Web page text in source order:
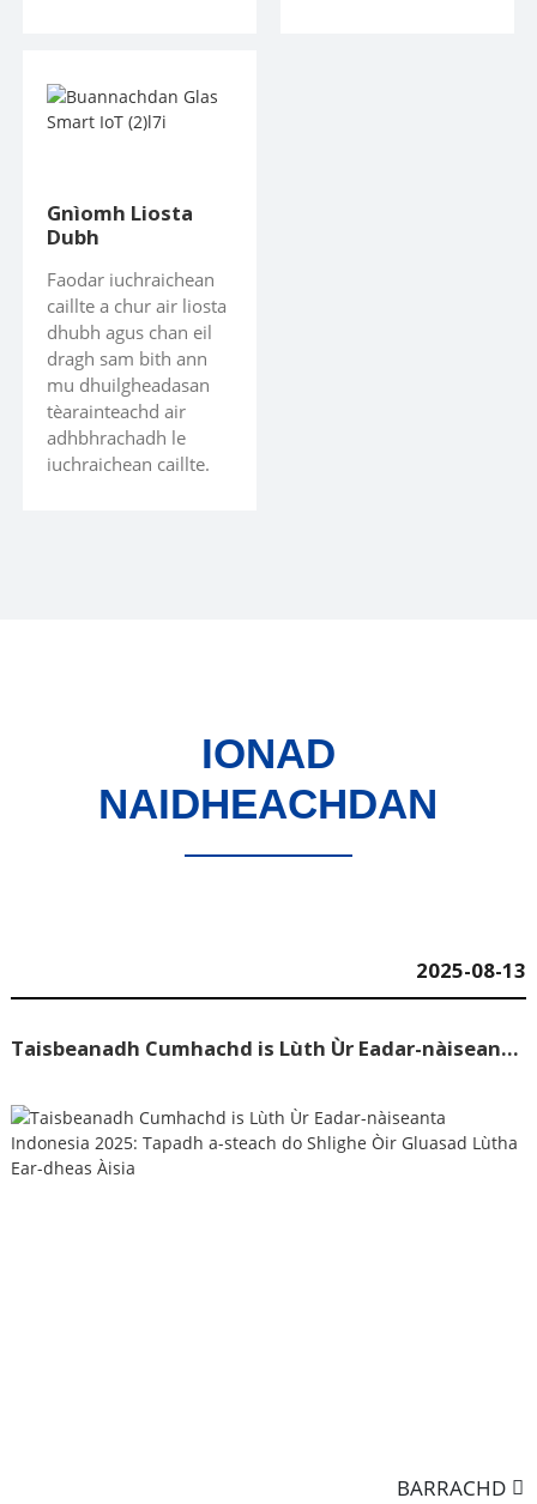
Gnìomh Liosta
Dubh
Faodar iuchraichean
caillte a chur air liosta
dhubh agus chan eil
dragh sam bith ann
mu dhuilgheadasan
tèarainteachd air
adhbhrachadh le
iuchraichean caillte.
IONAD
NAIDHEACHDAN
2025-08-13
Taisbeanadh Cumhachd is Lùth Ùr Eadar-nàiseanta Indonesia 2025: Tapadh a-steach do Shlighe Òir Gluasad Lùtha Ear-dheas Àisia
BARRACHD